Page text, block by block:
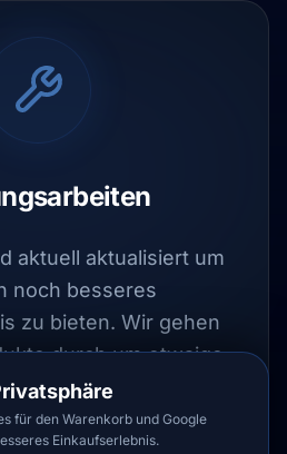
aktuell aktualisiert um
noch besseres
zu bieten. Wir gehen
durch um etwaige
für den Warenkorb und Google
Einkaufserlebnis.